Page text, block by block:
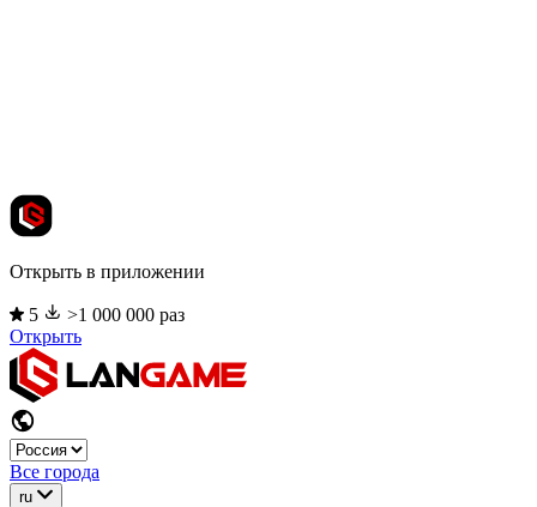
Открыть в приложении
5
>1 000 000 раз
Открыть
Все города
ru